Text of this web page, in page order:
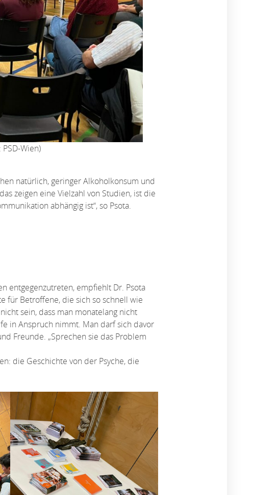
Wien)
natürlich, geringer Alkoholkonsum und
zeigen eine Vielzahl von Studien, ist die
abhängig ist“, so Psota.
entgegenzutreten, empfiehlt Dr. Psota
für Betroffene, die sich so schnell wie
sein, dass man monatelang nicht
in Anspruch nimmt. Man darf sich davor
Freunde. „Sprechen sie das Problem
die Geschichte von der Psyche, die